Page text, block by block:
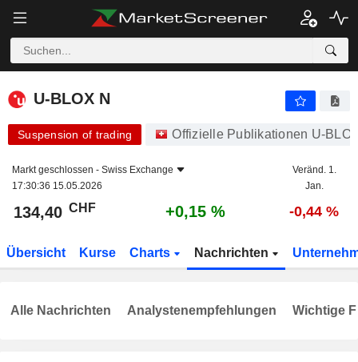
U-BLOX N
U-BLOX N
Suspension of trading Offizielle Publikationen U-
Markt geschlossen - Swiss Exchange
17:30:36 15.05.2026
Veränd. 1.
Jan.
134,40 CHF +0,15 % -0,44 %
Übersicht Kurse Charts Nachrichten
Alle Nachrichten Analystenempfehlungen Wichtige